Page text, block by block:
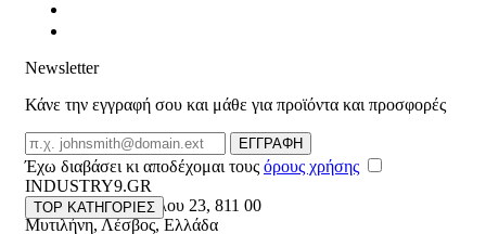
Newsletter
Κάνε την εγγραφή σου και μάθε για προϊόντα και προσφορές
Email
ΕΓΓΡΑΦΗ
Έχω διαβάσει κι αποδέχομαι τους όρους χρήσης
INDUSTRY9.GR
Ελευθέριου Βενιζέλου 23, 811 00
Μυτιλήνη,Λέσβος,Ελλάδα
TOP ΚΑΤΗΓΟΡΙΕΣ